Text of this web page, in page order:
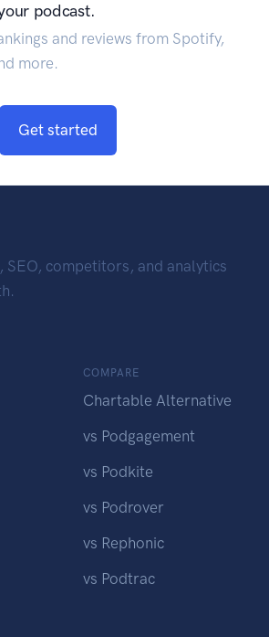
podcast.
and reviews from Spotify,
more.
Get started
SEO, competitors, and analytics
COMPARE
Chartable Alternative
vs Podgagement
vs Podkite
vs Podrover
vs Rephonic
vs Podtrac